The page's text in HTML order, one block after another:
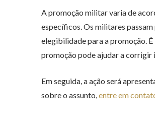
A promoção militar varia de
específicos. Os militares
elegibilidade para a promoção.
promoção pode ajudar a corrigir
Em seguida, a ação será
sobre o assunto,entre em